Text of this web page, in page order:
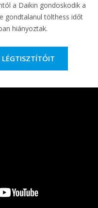
a Daikin gondoskodik a
gondtalanul tölthess időt
hiányoztak.
LÉGTISZTÍTÓIT